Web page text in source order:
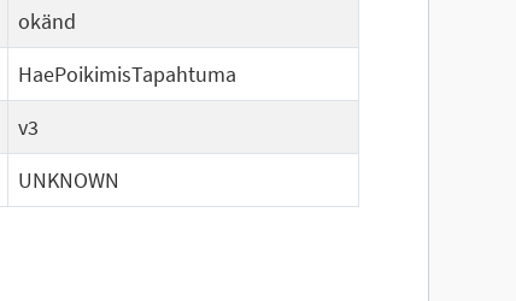
okänd
HaePoikimisTapahtuma
v3
UNKNOWN